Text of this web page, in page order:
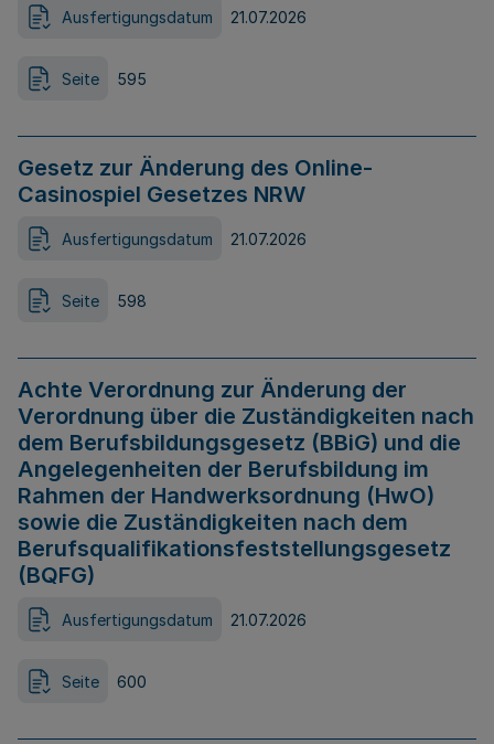
Ausfertigungsdatum 21.07.2026
Seite 595
Gesetz zur Änderung des Online-
Casinospiel Gesetzes NRW
Ausfertigungsdatum 21.07.2026
Seite 598
Achte Verordnung zur Änderung der
Verordnung über die Zuständigkeiten nach
dem Berufsbildungsgesetz (BBiG) und die
Angelegenheiten der Berufsbildung im
Rahmen der Handwerksordnung (HwO)
sowie die Zuständigkeiten nach dem
Berufsqualifikationsfeststellungsgesetz
(BQFG)
Ausfertigungsdatum 21.07.2026
Seite 600